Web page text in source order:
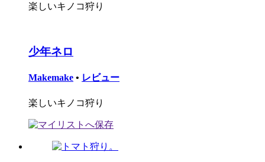
楽しいキノコ狩り
少年ネロ
Makemake • レビュー
楽しいキノコ狩り